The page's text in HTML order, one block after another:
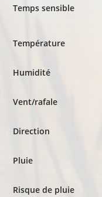
Temps sensible
Température
Humidité
Vent/rafale
Direction
Pluie
Risque de pluie